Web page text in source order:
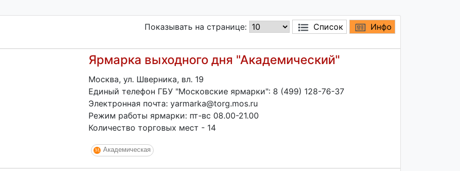
Показывать на странице: Список Инфо
Ярмарка выходного дня "Академический"
Москва, ул. Шверника, вл. 19
Единый телефон ГБУ "Московские ярмарки": 8 (499) 128-76-37
Электронная почта: yarmarka@torg.mos.ru
Режим работы ярмарки: пт-вс 08.00-21.00
Количество торговых мест - 14
Академическая